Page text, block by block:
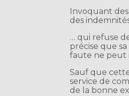
Invoquant
des
… qui refuse
précise que
faute ne peut
Sauf que
service de
de la bonne